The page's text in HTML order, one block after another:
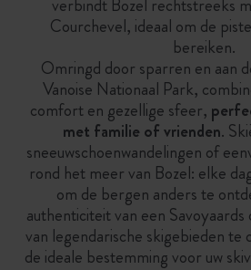
verbindt Bozel rechtstreeks
Courchevel, ideaal om de
bereiken.
Omringd door sparren en aan
Vanoise Nationaal Park,
comfort en gezellige sfeer,
met familie of vrienden.
sneeuwschoenwandelingen of
rond het meer van Bozel: elke
om de bergen anders te
authenticiteit van een
van legendarische skigebieden te
de ideale bestemming voor uw